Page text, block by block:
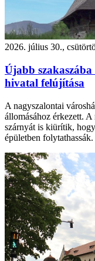
2026. július 30.,
Újabb
hivatal felújítása
A nagyszalontai
állomásához érkezett.
szárnyát is kiürítik,
épületben folytathassák.